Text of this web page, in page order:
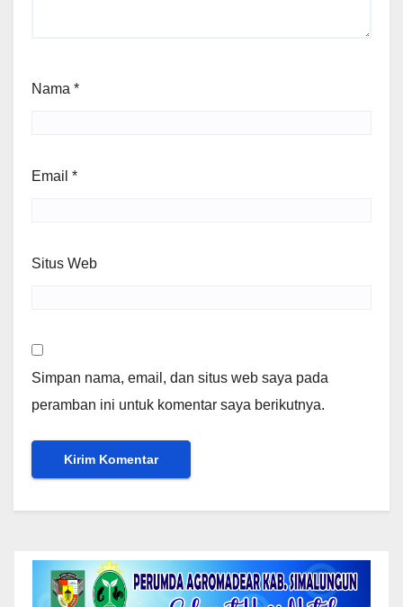
Nama *
Email *
Situs Web
Simpan nama, email, dan situs web saya pada
peramban ini untuk komentar saya berikutnya.